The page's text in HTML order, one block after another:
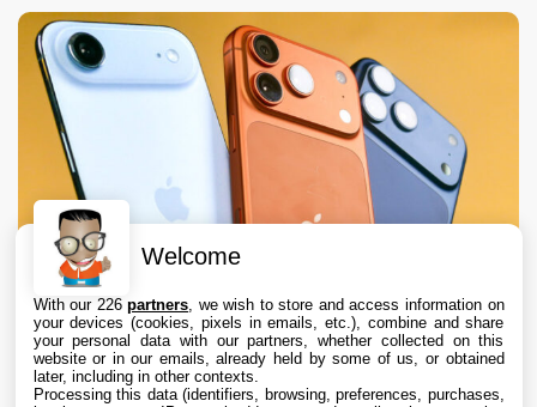
Welcome
With our 226partners , we wish to store and access information on
your devices (cookies, pixels in emails, etc.), combine and share
your personal data with our partners, whether collected on this
website or in our emails, already held by some of us, or obtained
later, including in other contexts.
Processing this data (identifiers, browsing, preferences, purchases,